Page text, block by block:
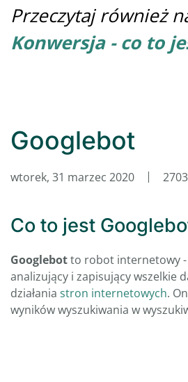
Przeczytaj również
Konwersja - co to
Googlebot
wtorek, 31 marzec 2020
Co to jest
Googlebotto robot internetowy -
analizujący i zapisujący wszelkie
działania stron internetowych.
wyników wyszukiwania w